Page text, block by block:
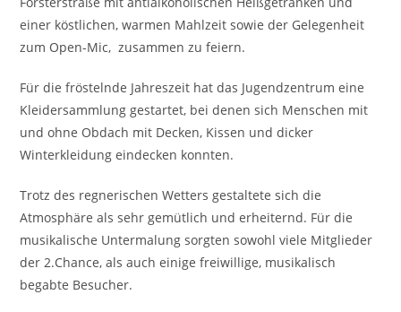
einer köstlichen, warmen Mahlzeit sowie der Gelegenheit
zum Open-Mic, zusammen zu feiern.
Für die fröstelnde Jahreszeit hat das Jugendzentrum eine
Kleidersammlung gestartet, bei denen sich Menschen mit
und ohne Obdach mit Decken, Kissen und dicker
Winterkleidung eindecken konnten.
Trotz des regnerischen Wetters gestaltete sich die
Atmosphäre als sehr gemütlich und erheiternd. Für die
musikalische Untermalung sorgten sowohl viele Mitglieder
der 2.Chance, als auch einige freiwillige, musikalisch
begabte Besucher.